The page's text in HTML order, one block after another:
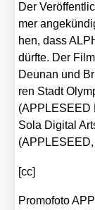
Der
mer
hen, dass
dürf­te. Der
Deun­an und
ren Stadt
(APPLESEED
Sola Digi­tal
[cc]
Pro­mo­fo­to